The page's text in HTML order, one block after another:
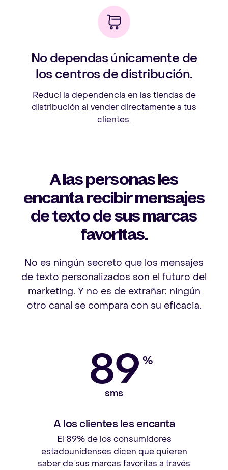
No dependas únicamente de
los centros de distribución.
Reducí la dependencia en las tiendas de
distribución al vender directamente a tus
clientes.
A las personas les
encanta recibir mensajes
de texto de sus marcas
favoritas.
No es ningún secreto que los mensajes
de texto personalizados son el futuro del
marketing. Y no es de extrañar: ningún
otro canal se compara con su eficacia.
89 %
sms
A los clientes les encanta
El 89% de los consumidores
estadounidenses dicen que quieren
saber de sus marcas favoritas a través